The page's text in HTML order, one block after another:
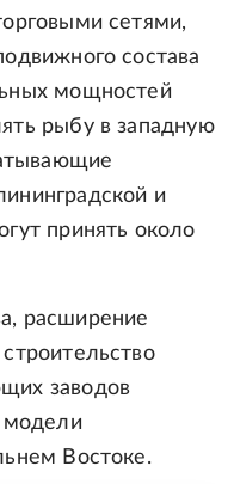
сетями,
состава
мощностей
рыбу в западную
и
принять около
расширение
заводов
модели
Востоке.